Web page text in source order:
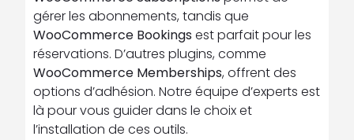
gérer les abonnements, tandis que
WooCommerce Bookings est parfait pour les
réservations. D’autres plugins, comme
WooCommerce Memberships, offrent des
options d’adhésion. Notre équipe d’experts est
là pour vous guider dans le choix et
l’installation de ces outils.